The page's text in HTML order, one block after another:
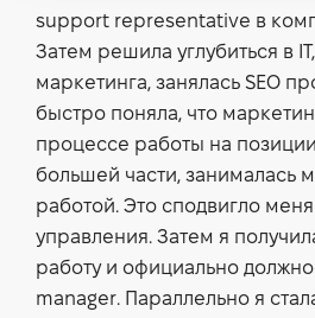
support representative в
Затем решила углубиться в
маркетинга, занялась SEO
быстро поняла, что
процессе работы на
большей части, занималась
работой. Это сподвигло меня
управления. Затем я
работу и официально
manager. Параллельно я